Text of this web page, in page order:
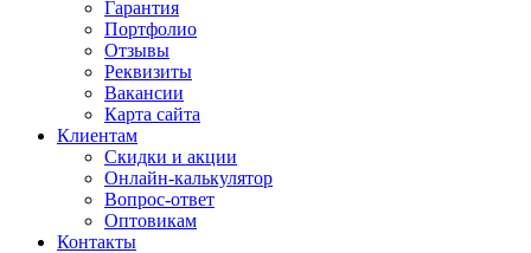
Гарантия
Портфолио
Отзывы
Реквизиты
Вакансии
Карта сайта
Клиентам
Скидки и акции
Онлайн-калькулятор
Вопрос-ответ
Оптовикам
Контакты